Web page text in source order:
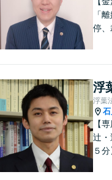
「
停、
「交
弁護
金の
ケ
談
浮
浮葉
【
辻
５